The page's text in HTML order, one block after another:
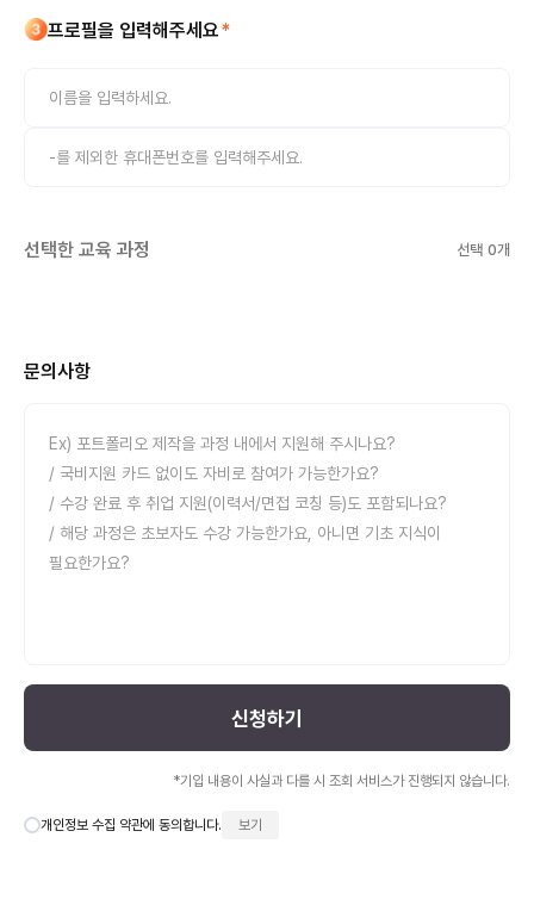
프로필을 입력해주세요*
선택한 교육 과정 선택 0개
문의사항
신청하기
*기입 내용이 사실과 다를 시 조회 서비스가 진행되지 않습니다.
개인정보 수집 약관에 동의합니다. 보기